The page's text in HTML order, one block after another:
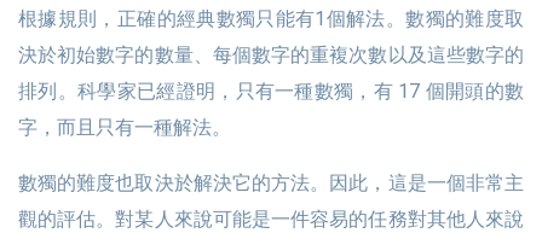
根據規則，正確的經典數獨只能有1個解法。數獨的難度取
決於初始數字的數量、每個數字的重複次數以及這些數字的
排列。科學家已經證明，只有一種數獨，有 17 個開頭的數
字，而且只有一種解法。
數獨的難度也取決於解決它的方法。因此，這是一個非常主
觀的評估。對某人來說可能是一件容易的任務對其他人來說